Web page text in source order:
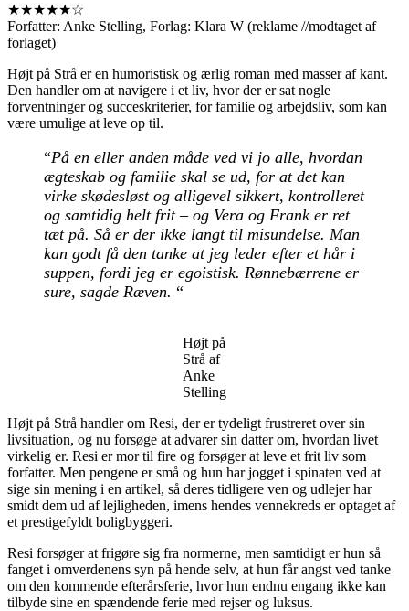
★★★★★☆
Forfatter: Anke Stelling, Forlag: Klara W (reklame //modtaget af
forlaget)
Højt på Strå er en humoristisk og ærlig roman med masser af kant.
Den handler om at navigere i et liv, hvor der er sat nogle
forventninger og succeskriterier, for familie og arbejdsliv, som kan
være umulige at leve op til.
“På en eller anden måde ved vi jo alle, hvordan
ægteskab og familie skal se ud, for at det kan
virke skødesløst og alligevel sikkert, kontrolleret
og samtidig helt frit – og Vera og Frank er ret
tæt på. Så er der ikke langt til misundelse. Man
kan godt få den tanke at jeg leder efter et hår i
suppen, fordi jeg er egoistisk. Rønnebærrene er
sure, sagde Ræven. “
Højt på
Strå af
Anke
Stelling
Højt på Strå handler om Resi, der er tydeligt frustreret over sin
livsituation, og nu forsøge at advarer sin datter om, hvordan livet
virkelig er. Resi er mor til fire og forsøger at leve et frit liv som
forfatter. Men pengene er små og hun har jogget i spinaten ved at
sige sin mening i en artikel, så deres tidligere ven og udlejer har
smidt dem ud af lejligheden, imens hendes vennekreds er optaget af
et prestigefyldt boligbyggeri.
Resi forsøger at frigøre sig fra normerne, men samtidigt er hun så
fanget i omverdenens syn på hende selv, at hun får angst ved tanke
om den kommende efterårsferie, hvor hun endnu engang ikke kan
tilbyde sine en spændende ferie med rejser og luksus.